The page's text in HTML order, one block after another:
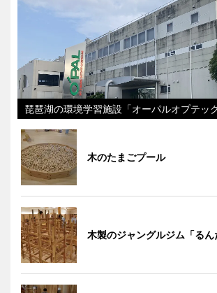
琵琶湖の環境学習施設「オーパルオプテック
木のたまごプール
木製のジャングルジム「るん